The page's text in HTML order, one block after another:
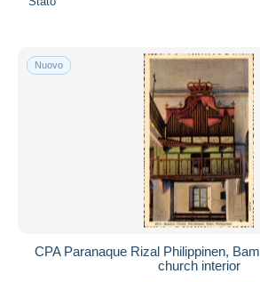
Nuovo
CPA Paranaque Rizal Philippinen,
church interior